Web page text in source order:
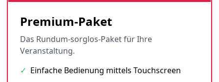
Premium-Paket
Das Rundum-sorglos-Paket für Ihre
Veranstaltung.
✓ Einfache Bedienung mittels Touchscreen